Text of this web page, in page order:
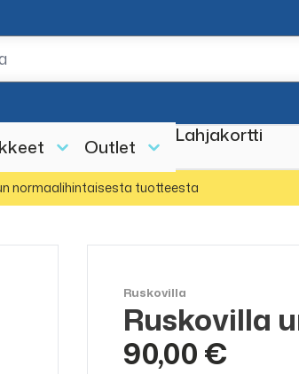
Outlet
Lahjakortti
normaalihintaisesta tuotteesta
Ruskovilla
Ruskovilla
90,00 €